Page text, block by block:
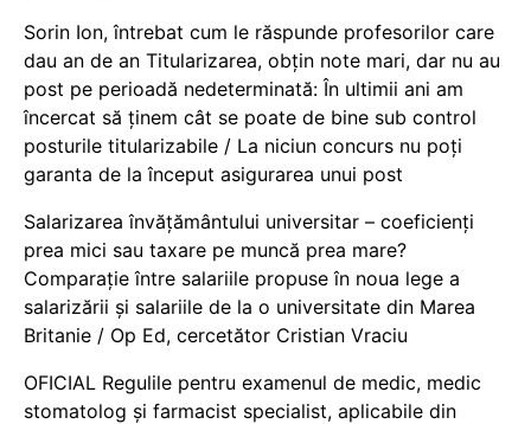
Sorin Ion, întrebat cum le răspunde profesorilor care
dau an de an Titularizarea, obțin note mari, dar nu au
post pe perioadă nedeterminată: În ultimii ani am
încercat să ținem cât se poate de bine sub control
posturile titularizabile / La niciun concurs nu poți
garanta de la început asigurarea unui post
Salarizarea învățământului universitar – coeficienți
prea mici sau taxare pe muncă prea mare?
Comparație între salariile propuse în noua lege a
salarizării și salariile de la o universitate din Marea
Britanie / Op Ed, cercetător Cristian Vraciu
OFICIAL Regulile pentru examenul de medic, medic
stomatolog și farmacist specialist, aplicabile din